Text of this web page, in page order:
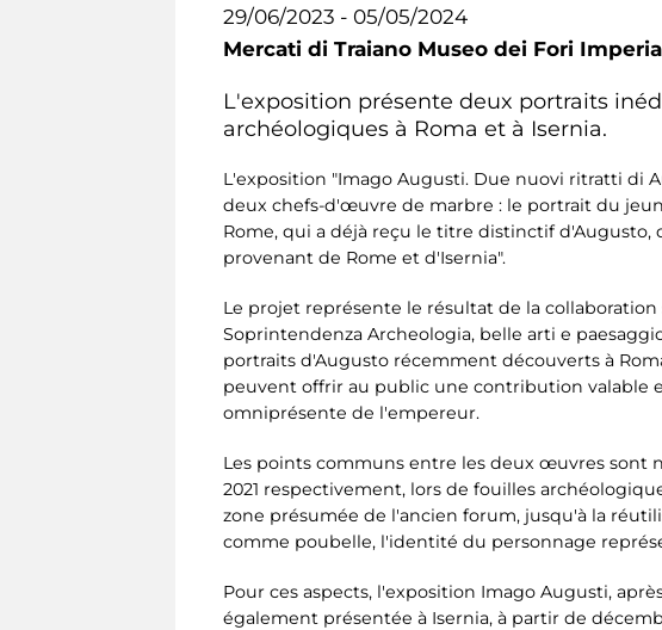
29/06/2023 - 05/05/2024
Mercati di Traiano Museo dei Fori
L'exposition présente deux portraits
archéologiques à Roma et à Isernia.
L'exposition "Imago Augusti. Due nuovi ritratti di
deux chefs-d'œuvre de marbre : le portrait du
Rome, qui a déjà reçu le titre distinctif
provenant de Rome et d'Isernia".
Le projet représente le résultat de la
Soprintendenza Archeologia, belle arti e
portraits d'Augusto récemment découverts à
peuvent offrir au public une contribution valable
omniprésente de l'empereur.
Les points communs entre les deux œuvres sont
2021 respectivement, lors de fouilles
zone présumée de l'ancien forum, jusqu'à la
comme poubelle, l'identité du personnage
Pour ces aspects, l'exposition Imago Augusti,
également présentée à Isernia, à partir de